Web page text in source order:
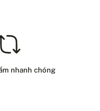
nhanh chóng